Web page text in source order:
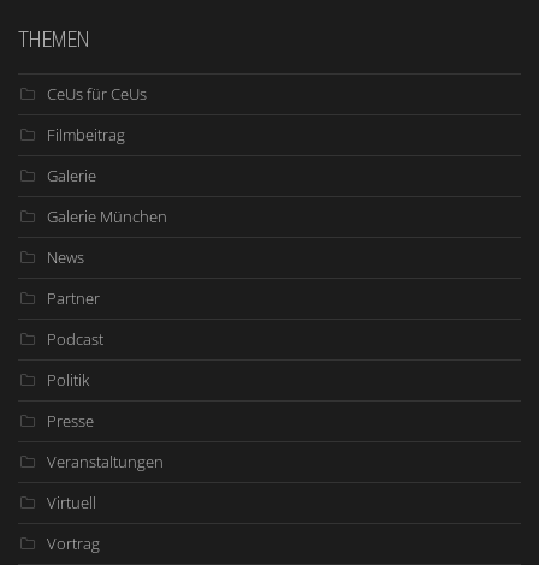
THEMEN
CeUs für CeUs
Filmbeitrag
Galerie
Galerie München
News
Partner
Podcast
Politik
Presse
Veranstaltungen
Virtuell
Vortrag